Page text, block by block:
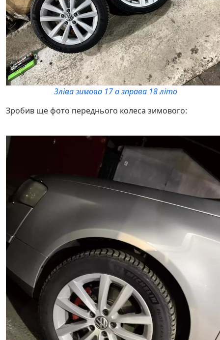
Зліва зимова 17 а зправа 18 літо
Зробив ще фото переднього колеса зимового: